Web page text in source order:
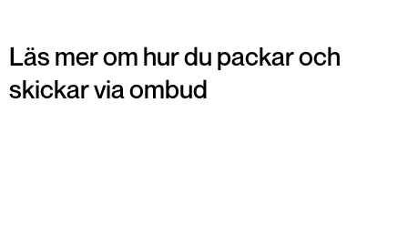
Läs mer om hur du packar och
skickar via ombud